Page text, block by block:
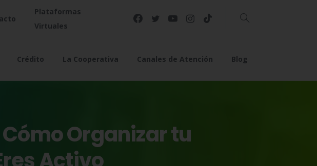
Plataformas
Virtuales
Buscar
Crédito La Cooperativa Canales de Atención Blog
CómoOrganizartu
Activo